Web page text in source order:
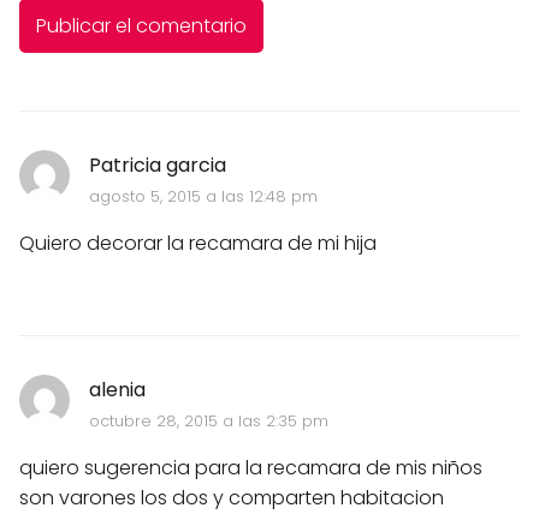
Patricia garcia
agosto 5, 2015 a las 12:48 pm
Quiero decorar la recamara de mi hija
alenia
octubre 28, 2015 a las 2:35 pm
quiero sugerencia para la recamara de mis niños
son varones los dos y comparten habitacion